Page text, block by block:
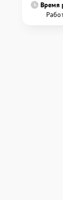
Время